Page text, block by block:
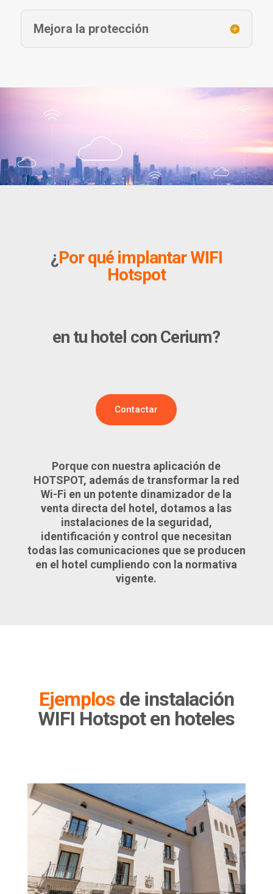
Mejora la protección
¿Por qué implantarWIFI
Hotspot
en tu hotel con Cerium?
Contactar
Porque con nuestra aplicación de
HOTSPOT, además de transformar la red
Wi-Fi en un potente dinamizador de la
venta directa del hotel, dotamos a las
instalaciones de la seguridad,
identificación y control que necesitan
todas las comunicaciones que se producen
en el hotel cumpliendo con la normativa
vigente.
Ejemplosde instalación
WIFI Hotspot en hoteles